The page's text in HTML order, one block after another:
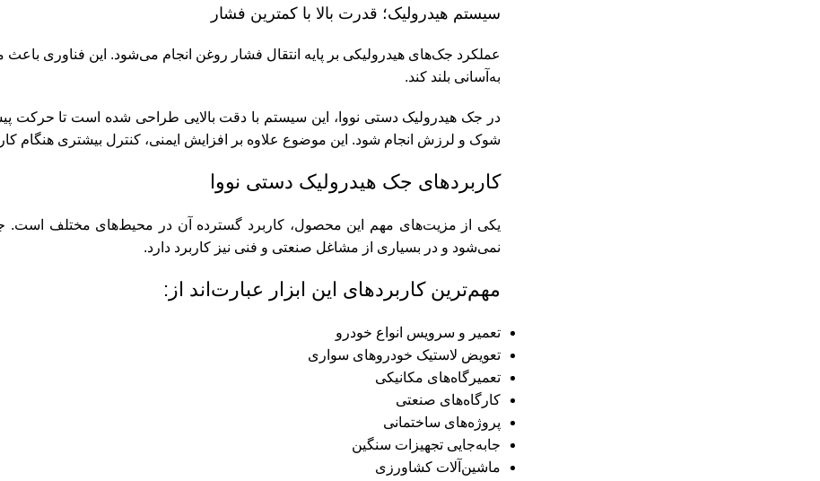
سیستم هیدرولیک؛ قدرت بالا با کمترین فشار
عملکرد جک‌های هیدرولیکی بر پایه انتقال فشار روغن انجام می‌شود. این فناوری باعث
به‌آسانی بلند کند.
در جک هیدرولیک دستی نووا، این سیستم با دقت بالایی طراحی شده است تا حرکت
شوک و لرزش انجام شود. این موضوع علاوه بر افزایش ایمنی، کنترل بیشتری هنگام کار
کاربردهای جک هیدرولیک دستی نووا
یکی از مزیت‌های مهم این محصول، کاربرد گسترده آن در محیط‌های مختلف است. جک
نمی‌شود و در بسیاری از مشاغل صنعتی و فنی نیز کاربرد دارد.
مهم‌ترین کاربردهای این ابزار عبارت‌اند از:
تعمیر و سرویس انواع خودرو
تعویض لاستیک خودروهای سواری
تعمیرگاه‌های مکانیکی
کارگاه‌های صنعتی
پروژه‌های ساختمانی
جابه‌جایی تجهیزات سنگین
ماشین‌آلات کشاورزی